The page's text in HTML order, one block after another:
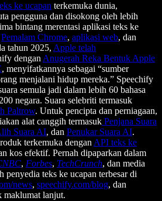
ke ucapan terkemuka dunia,
pengguna dan disokong oleh lebih
bintang merentasi aplikasi teks ke
Pemalam Chrome, aplikasi web, dan
tahun 2025, Apple telah
dengan Anugerah Reka Bentuk Apple
, menyifatkannya sebagai “sumber
menjalani hidup mereka.” Speechify
semula jadi dalam lebih 60 bahasa
negara. Suara selebriti termasuk
Paltrow. Untuk pencipta dan perniagaan,
alat canggih termasuk Penjana Suara
Suara AI, dan Penukar Suara AI.
terkemuka dengan API teks ke
kos efektif. Pernah dipaparkan dalam
, Forbes, TechCrunch, dan media
penyedia teks ke ucapan terbesar di
news, speechify.com/blog, dan
maklumat lanjut.